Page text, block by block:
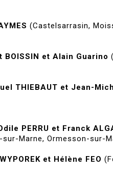
(Castelsarrasin,
BOISSIN et Alain Guarino
THIEBAUT et Jean-
PERRU et Franck
Marne, Ormesson-sur-
et Hélène FEO